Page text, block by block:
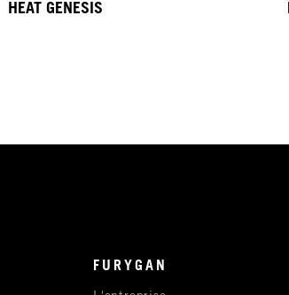
HEAT GENESIS
FURYGAN